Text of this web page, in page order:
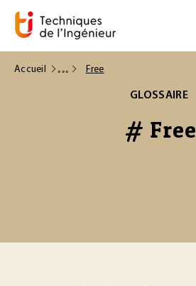
Accueil Free
GLOSSAIRE
# Free